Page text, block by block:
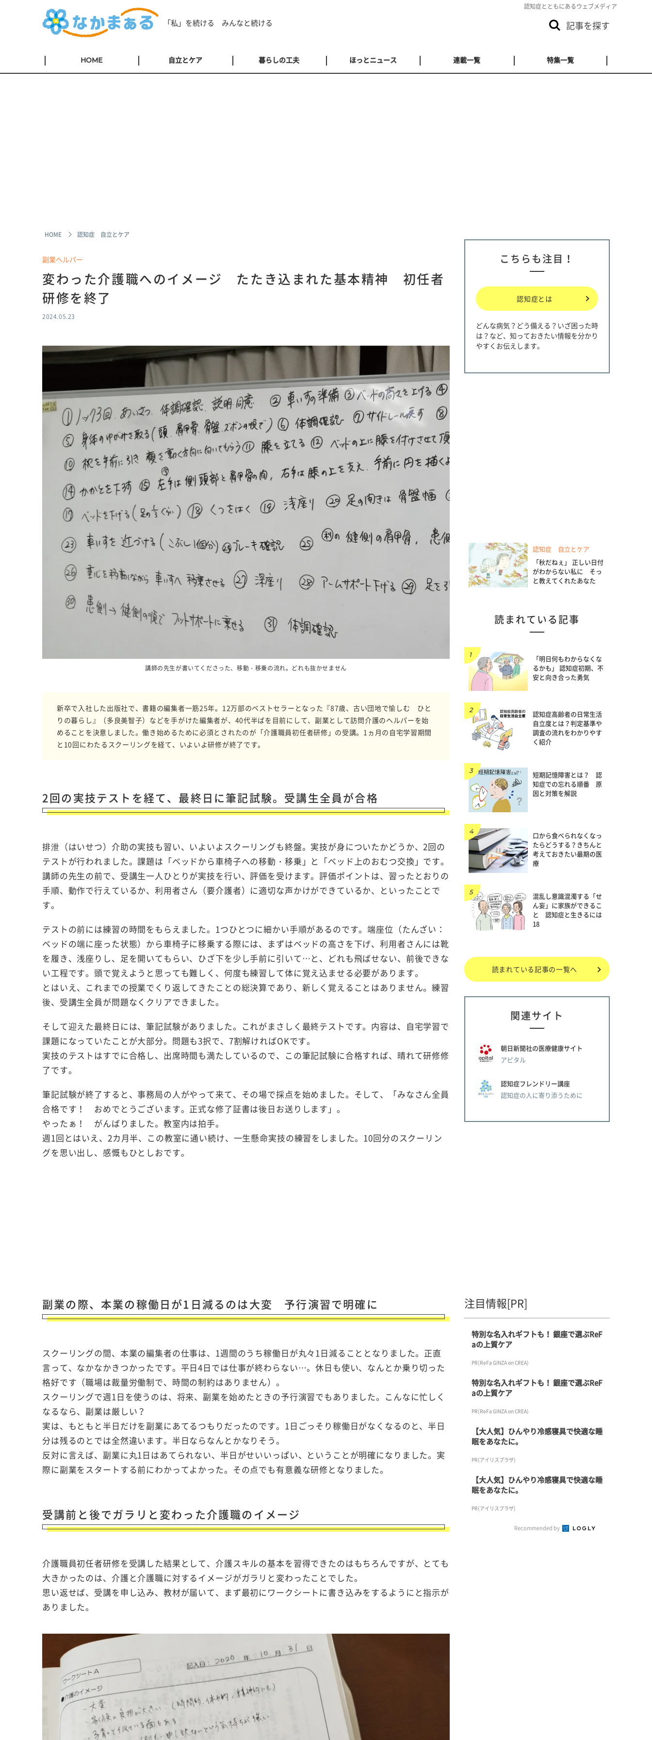
認知症とともにあるウェブメディア
「私」を続ける みんなと続ける 記事を探す
HOME 自立とケア 暮らしの工夫 ほっとニュース 連載一覧 特集一覧
HOME 認知症 自立とケア
副業ヘルパー
変わった介護職へのイメージ たたき込まれた基本精神 初任者
研修を終了
2024.05.23
講師の先生が書いてくださった、移動・移乗の流れ。どれも抜かせません
新卒で入社した出版社で、書籍の編集者一筋25年。12万部のベストセラーとなった『87歳、古い団地で愉しむ ひと
りの暮らし』（多良美智子）などを手がけた編集者が、40代半ばを目前にして、副業として訪問介護のヘルパーを始
めることを決意しました。働き始めるために必須とされたのが「介護職員初任者研修」の受講。1ヵ月の自宅学習期間
と10回にわたるスクーリングを経て、いよいよ研修が終了です。
2回の実技テストを経て、最終日に筆記試験。受講生全員が合格
排泄（はいせつ）介助の実技も習い、いよいよスクーリングも終盤。実技が身についたかどうか、2回の
テストが行われました。課題は「ベッドから車椅子への移動・移乗」と「ベッド上のおむつ交換」です。
講師の先生の前で、受講生一人ひとりが実技を行い、評価を受けます。評価ポイントは、習ったとおりの
手順、動作で行えているか、利用者さん（要介護者）に適切な声かけができているか、といったことで
す。
テストの前には練習の時間をもらえました。1つひとつに細かい手順があるのです。端座位（たんざい：
ベッドの端に座った状態）から車椅子に移乗する際には、まずはベッドの高さを下げ、利用者さんには靴
を履き、浅座りし、足を開いてもらい、ひざ下を少し手前に引いて…と、どれも飛ばせない、前後できな
い工程です。頭で覚えようと思っても難しく、何度も練習して体に覚え込ませる必要があります。
とはいえ、これまでの授業でくり返してきたことの総決算であり、新しく覚えることはありません。練習
後、受講生全員が問題なくクリアできました。
そして迎えた最終日には、筆記試験がありました。これがまさしく最終テストです。内容は、自宅学習で
課題になっていたことが大部分。問題も3択で、7割解ければOKです。
実技のテストはすでに合格し、出席時間も満たしているので、この筆記試験に合格すれば、晴れて研修修
了です。
筆記試験が終了すると、事務局の人がやって来て、その場で採点を始めました。そして、「みなさん全員
合格です！ おめでとうございます。正式な修了証書は後日お送りします」。
やったぁ！ がんばりました。教室内は拍手。
週1回とはいえ、2カ月半、この教室に通い続け、一生懸命実技の練習をしました。10回分のスクーリン
グを思い出し、感慨もひとしおです。
副業の際、本業の稼働日が1日減るのは大変 予行演習で明確に
スクーリングの間、本業の編集者の仕事は、1週間のうち稼働日が丸々1日減ることとなりました。正直
言って、なかなかきつかったです。平日4日では仕事が終わらない…。休日も使い、なんとか乗り切った
格好です（職場は裁量労働制で、時間の制約はありません）。
スクーリングで週1日を使うのは、将来、副業を始めたときの予行演習でもありました。こんなに忙しく
なるなら、副業は厳しい？
実は、もともと半日だけを副業にあてるつもりだったのです。1日ごっそり稼働日がなくなるのと、半日
分は残るのとでは全然違います。半日ならなんとかなりそう。
反対に言えば、副業に丸1日はあてられない、半日がせいいっぱい、ということが明確になりました。実
際に副業をスタートする前にわかってよかった。その点でも有意義な研修となりました。
受講前と後でガラリと変わった介護職のイメージ
介護職員初任者研修を受講した結果として、介護スキルの基本を習得できたのはもちろんですが、とても
大きかったのは、介護と介護職に対するイメージがガラリと変わったことでした。
思い返せば、受講を申し込み、教材が届いて、まず最初にワークシートに書き込みをするようにと指示が
ありました。
こちらも注目！
認知症とは
どんな病気？どう備える？いざ困った時
は？など、知っておきたい情報を分かり
やすくお伝えします。
認知症 自立とケア
「秋だねぇ」 正しい日付
がわからない私に そっ
と教えてくれたあなた
読まれている記事
「明日何もわからなくな
るかも」 認知症初期、不
安と向き合った勇気
認知症高齢者の日常生活
自立度とは？判定基準や
調査の流れをわかりやす
く紹介
短期記憶障害とは？ 認
知症での忘れる順番 原
因と対策を解説
口から食べられなくなっ
たらどうする？きちんと
考えておきたい最期の医
療
混乱し意識混濁する「せ
ん妄」に家族ができるこ
と 認知症と生きるには
18
読まれている記事の一覧へ
関連サイト
朝日新聞社の医療健康サイト
アピタル
認知症フレンドリー講座
認知症の人に寄り添うために
注目情報[PR]
特別な名入れギフトも！ 銀座で選ぶReF
aの上質ケア
PR(ReFa GINZA on CREA)
特別な名入れギフトも！ 銀座で選ぶReF
aの上質ケア
PR(ReFa GINZA on CREA)
【大人気】ひんやり冷感寝具で快適な睡
眠をあなたに。
PR(アイリスプラザ)
【大人気】ひんやり冷感寝具で快適な睡
眠をあなたに。
PR(アイリスプラザ)
Recommended by